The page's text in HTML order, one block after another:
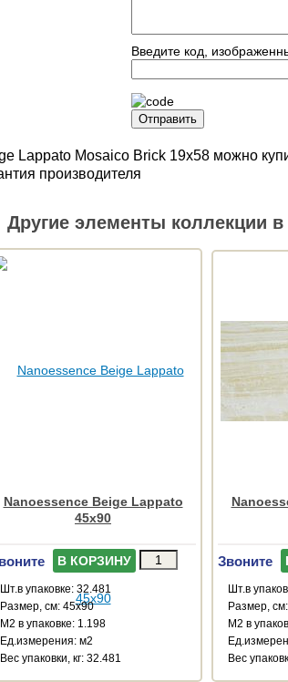
Введите код,
Отправить
Lappato Mosaico Brick 19x58 можно
производителя
Другие элементы коллекции
Nanoessence Beige Lappato
45x90
В КОРЗИНУ
Шт.в упаковке: 32.481
Размер, см: 45x90
М2 в упаковке: 1.198
Ед.измерения: м2
Веc упаковки, кг: 32.481
Звоните
Шт.в
Размер,
М2 в
Веc